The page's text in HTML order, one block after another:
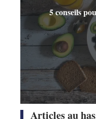
5 conseils
Articles au